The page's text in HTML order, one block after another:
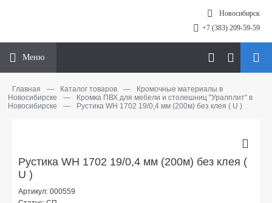
Новосибирск
+7 (383) 209-59-59
Меню
Главная — Каталог товаров —
Кромочные материалы в
Новосибирске
—
Кромка ПВХ для мебели и столешниц "Уралплит" в
Новосибирске
— Рустика WH 1702 19/0,4 мм (200м) без клея ( U )
Рустика WH 1702 19/0,4 мм (200м) без клея (
U )
Артикул: 000559